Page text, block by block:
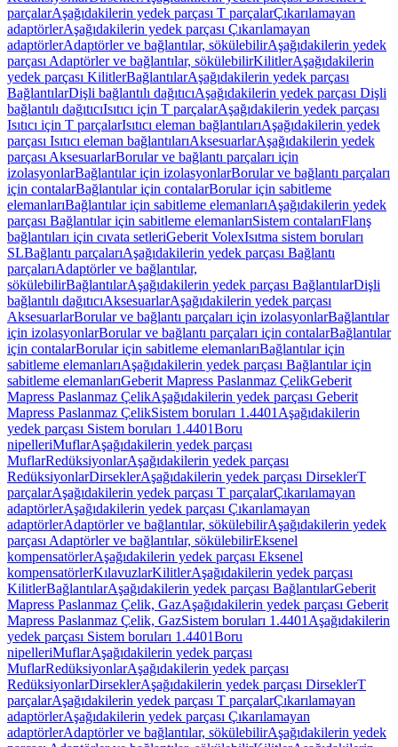
parçalarAşağıdakilerin yedek parçası T parçalarÇıkarılamayan
adaptörlerAşağıdakilerin yedek parçası Çıkarılamayan
adaptörlerAdaptörler ve bağlantılar, sökülebilirAşağıdakilerin yedek
parçası Adaptörler ve bağlantılar, sökülebilirKilitlerAşağıdakilerin
yedek parçası KilitlerBağlantılarAşağıdakilerin yedek parçası
BağlantılarDişli bağlantılı dağıtıcıAşağıdakilerin yedek parçası Dişli
bağlantılı dağıtıcıIsıtıcı için T parçalarAşağıdakilerin yedek parçası
Isıtıcı için T parçalarIsıtıcı eleman bağlantılarıAşağıdakilerin yedek
parçası Isıtıcı eleman bağlantılarıAksesuarlarAşağıdakilerin yedek
parçası AksesuarlarBorular ve bağlantı parçaları için
izolasyonlarBağlantılar için izolasyonlarBorular ve bağlantı parçaları
için contalarBağlantılar için contalarBorular için sabitleme
elemanlarıBağlantılar için sabitleme elemanlarıAşağıdakilerin yedek
parçası Bağlantılar için sabitleme elemanlarıSistem contalarıFlanş
bağlantıları için cıvata setleriGeberit VolexIsıtma sistem boruları
SLBağlantı parçalarıAşağıdakilerin yedek parçası Bağlantı
parçalarıAdaptörler ve bağlantılar,
sökülebilirBağlantılarAşağıdakilerin yedek parçası BağlantılarDişli
bağlantılı dağıtıcıAksesuarlarAşağıdakilerin yedek parçası
AksesuarlarBorular ve bağlantı parçaları için izolasyonlarBağlantılar
için izolasyonlarBorular ve bağlantı parçaları için contalarBağlantılar
için contalarBorular için sabitleme elemanlarıBağlantılar için
sabitleme elemanlarıAşağıdakilerin yedek parçası Bağlantılar için
sabitleme elemanlarıGeberit Mapress Paslanmaz ÇelikGeberit
Mapress Paslanmaz ÇelikAşağıdakilerin yedek parçası Geberit
Mapress Paslanmaz ÇelikSistem boruları 1.4401 Aşağıdakilerin
yedek parçası Sistem boruları 1.4401Boru
nipelleriMuflarAşağıdakilerin yedek parçası
MuflarRedüksiyonlarAşağıdakilerin yedek parçası
RedüksiyonlarDirseklerAşağıdakilerin yedek parçası DirseklerT
parçalarAşağıdakilerin yedek parçası T parçalarÇıkarılamayan
adaptörlerAşağıdakilerin yedek parçası Çıkarılamayan
adaptörlerAdaptörler ve bağlantılar, sökülebilirAşağıdakilerin yedek
parçası Adaptörler ve bağlantılar, sökülebilirEksenel
kompensatörlerAşağıdakilerin yedek parçası Eksenel
kompensatörlerKılavuzlarKilitlerAşağıdakilerin yedek parçası
KilitlerBağlantılarAşağıdakilerin yedek parçası BağlantılarGeberit
Mapress Paslanmaz Çelik, GazAşağıdakilerin yedek parçası Geberit
Mapress Paslanmaz Çelik, GazSistem boruları 1.4401 Aşağıdakilerin
yedek parçası Sistem boruları 1.4401Boru
nipelleriMuflarAşağıdakilerin yedek parçası
MuflarRedüksiyonlarAşağıdakilerin yedek parçası
RedüksiyonlarDirseklerAşağıdakilerin yedek parçası DirseklerT
parçalarAşağıdakilerin yedek parçası T parçalarÇıkarılamayan
adaptörlerAşağıdakilerin yedek parçası Çıkarılamayan
adaptörlerAdaptörler ve bağlantılar, sökülebilirAşağıdakilerin yedek